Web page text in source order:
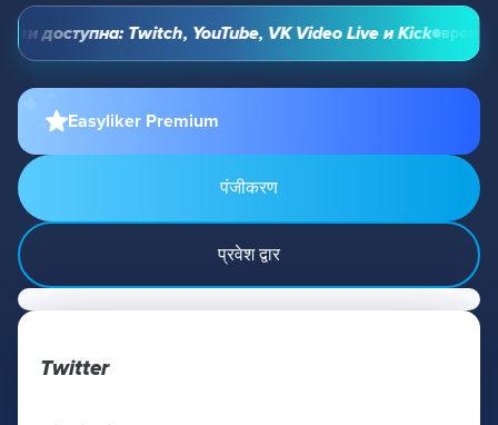
доступна: Twitch, YouTube, VK Video Live и Kick время,
Easyliker Premium
पंजीकरण
प्रवेश द्वार
Twitter